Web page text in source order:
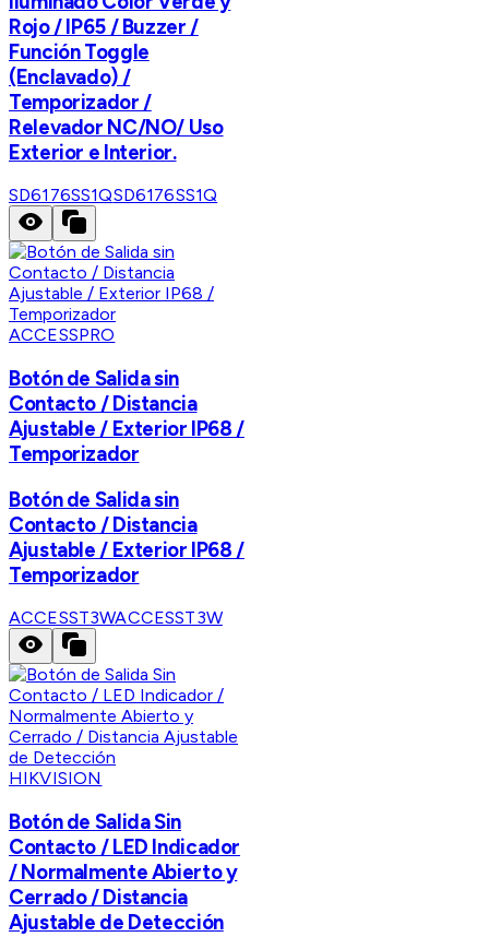
Rojo / IP65 / Buzzer /
Función Toggle
(Enclavado) /
Temporizador /
Relevador NC/NO/ Uso
Exterior e Interior.
SD6176SS1QSD6176SS1Q
ACCESSPRO
Botón de Salida sin
Contacto / Distancia
Ajustable / Exterior IP68 /
Temporizador
Botón de Salida sin
Contacto / Distancia
Ajustable / Exterior IP68 /
Temporizador
ACCESST3WACCESST3W
HIKVISION
Botón de Salida Sin
Contacto / LED Indicador
/ Normalmente Abierto y
Cerrado / Distancia
Ajustable de Detección